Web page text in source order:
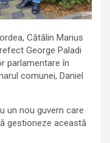
Cătălin Marius
George Paladi
parlamentare în
comunei, Daniel
un nou guvern care
gestioneze această